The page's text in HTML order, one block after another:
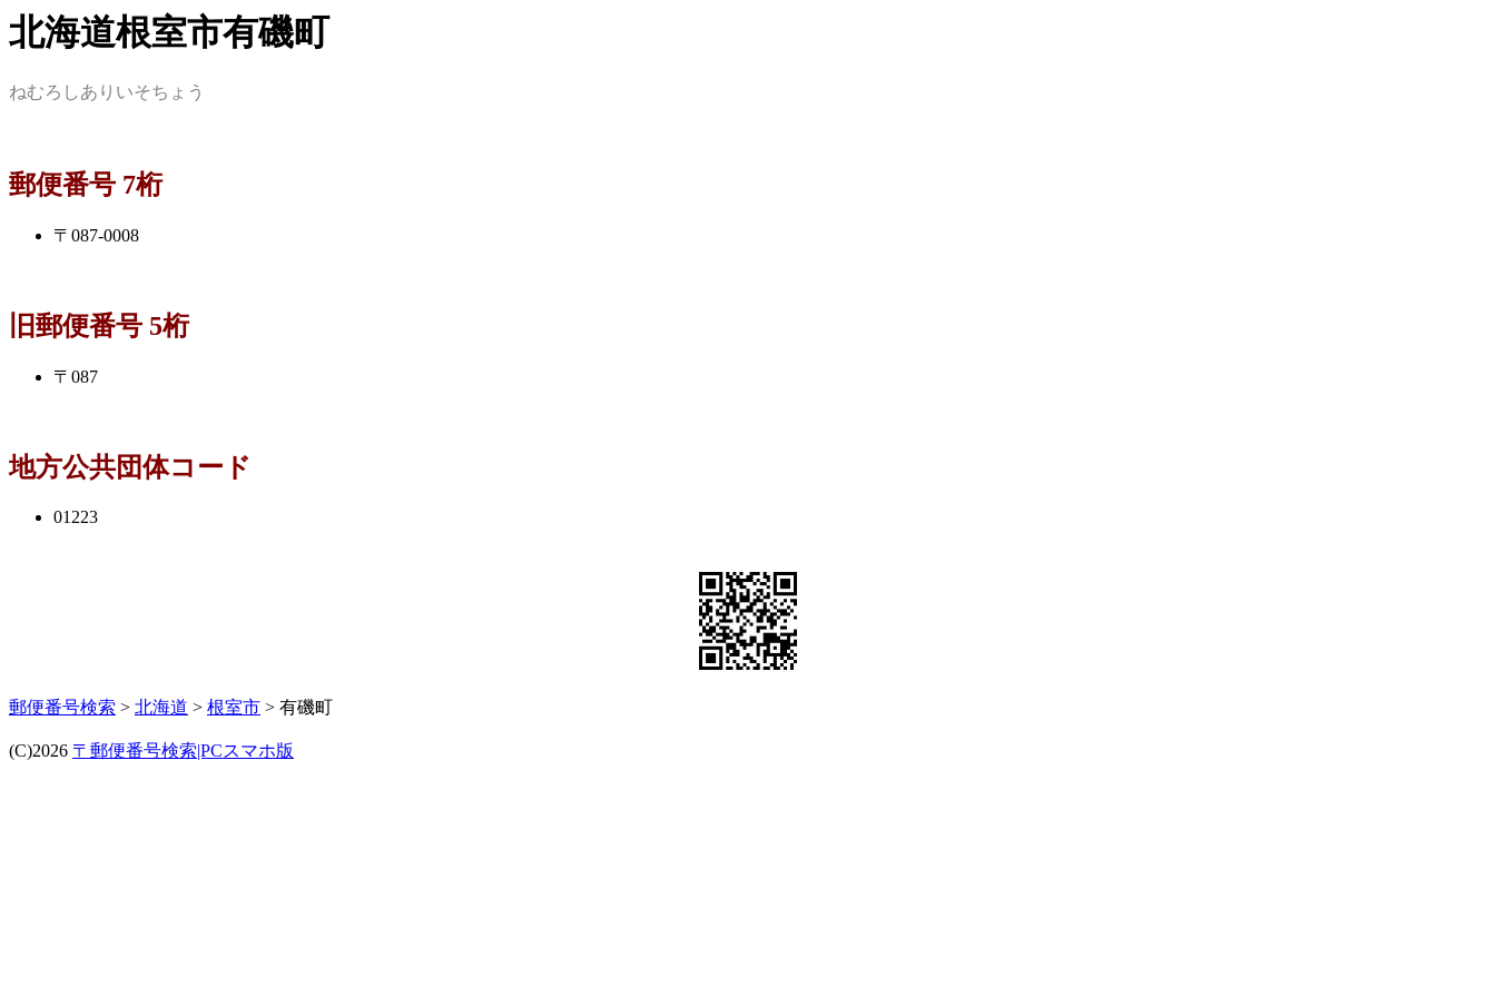
北海道根室市有磯町
ねむろしありいそちょう
郵便番号 7桁
〒087-0008
旧郵便番号 5桁
〒087
地方公共団体コード
01223
郵便番号検索 > 北海道 > 根室市 > 有磯町
(C)2026 〒郵便番号検索|PCスマホ版